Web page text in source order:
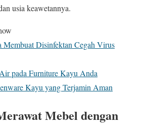
usia keawetannya.
Membuat Disinfektan Cegah Virus
pada Furniture Kayu Anda
Kayu yang Terjamin Aman
Mebel dengan